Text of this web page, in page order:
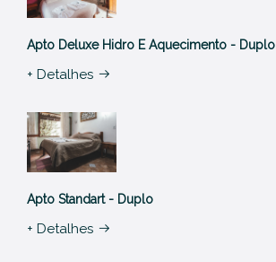
Apto Deluxe Hidro E Aquecimento - Duplo
+ Detalhes
Apto Standart - Duplo
+ Detalhes